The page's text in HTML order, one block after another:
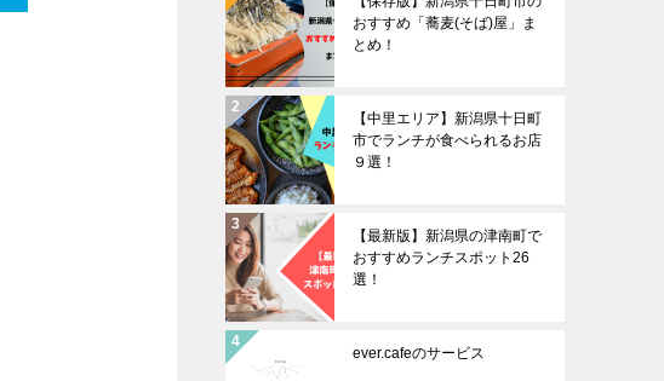
おすすめ「蕎麦(そば)屋」ま
とめ！
【中里エリア】新潟県十日町
市でランチが食べられるお店
９選！
【最新版】新潟県の津南町で
おすすめランチスポット26
選！
ever.cafeのサービス